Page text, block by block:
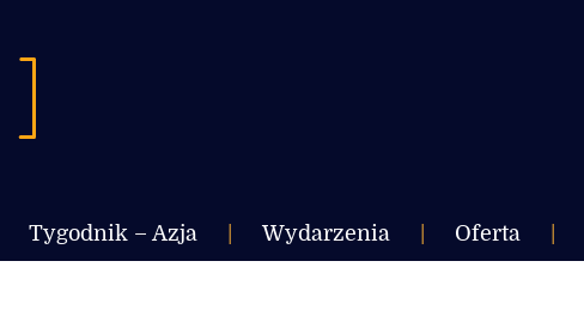
Tygodnik – Azja Wydarzenia Oferta